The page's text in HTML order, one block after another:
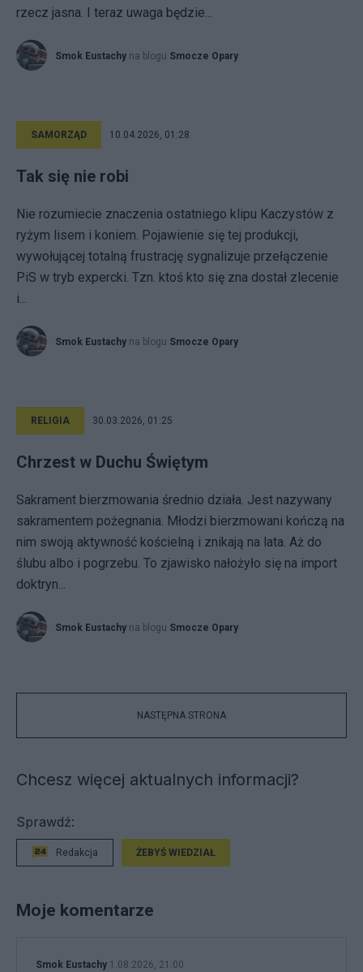
rzecz jasna. I teraz uwaga będzie...
Smok Eustachy na blogu Smocze Opary
SAMORZĄD 10.04.2026, 01:28
Tak się nie robi
Nie rozumiecie znaczenia ostatniego klipu Kaczystów z
ryżym lisem i koniem. Pojawienie się tej produkcji,
wywołującej totalną frustrację sygnalizuje przełączenie
PiS w tryb expercki. Tzn. ktoś kto się zna dostał zlecenie
i...
Smok Eustachy na blogu Smocze Opary
RELIGIA 30.03.2026, 01:25
Chrzest w Duchu Świętym
Sakrament bierzmowania średnio działa. Jest nazywany
sakramentem pożegnania. Młodzi bierzmowani kończą na
nim swoją aktywność kościelną i znikają na lata. Aż do
ślubu albo i pogrzebu. To zjawisko nałożyło się na import
doktryn...
Smok Eustachy na blogu Smocze Opary
NASTĘPNA STRONA
Chcesz więcej aktualnych informacji?
Sprawdź:
Redakcja ŻEBYŚ WIEDZIAŁ
Moje komentarze
Smok Eustachy 1.08.2026, 21:00